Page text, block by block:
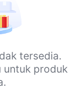
tersedia.
untuk produk